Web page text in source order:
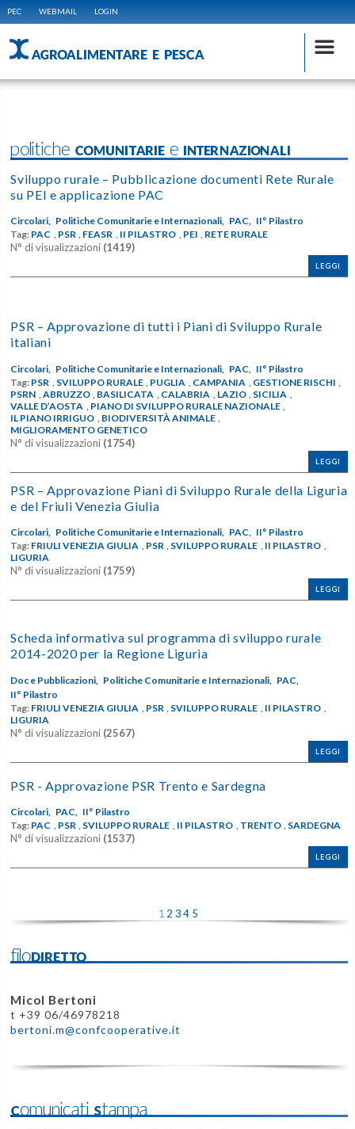
PEC WEBMAIL LOGIN
AGROALIMENTARE E PESCA
politiche COMUNITARIE e INTERNAZIONALI
Sviluppo rurale – Pubblicazione documenti Rete Rurale
su PEI e applicazione PAC
Circolari, Politiche Comunitarie e Internazionali, PAC, II° Pilastro
Tag: PAC , PSR , FEASR , II PILASTRO , PEI , RETE RURALE
N° di visualizzazioni (1419)
LEGGI
PSR – Approvazione di tutti i Piani di Sviluppo Rurale
italiani
Circolari, Politiche Comunitarie e Internazionali, PAC,
II° Pilastro
Tag: PSR SVILUPPO RURALE PUGLIA CAMPANIA GESTIONE RISCHI
PSRN ABRUZZO BASILICATA CALABRIA LAZIO SICILIA
VALLE D’AOSTA
PIANO DI SVILUPPO RURALE NAZIONALE
IL PIANO IRRIGUO
BIODIVERSITÀ ANIMALE
MIGLIORAMENTO GENETICO
N° di visualizzazioni (1754)
LEGGI
PSR – Approvazione Piani di Sviluppo Rurale della Liguria
e del Friuli Venezia Giulia
Circolari, Politiche Comunitarie e Internazionali, PAC, II° Pilastro
Tag: FRIULI VENEZIA GIULIA , PSR , SVILUPPO RURALE , II PILASTRO ,
LIGURIA
N° di visualizzazioni (1759)
LEGGI
Scheda informativa sul programma di sviluppo rurale
2014-2020 per la Regione Liguria
Doc e Pubblicazioni, Politiche Comunitarie e Internazionali,
PAC,
II° Pilastro
Tag: FRIULI VENEZIA GIULIA PSR SVILUPPO RURALE II PILASTRO
LIGURIA
N° di visualizzazioni (2567)
LEGGI
PSR - Approvazione PSR Trento e Sardegna
Circolari, PAC,
II° Pilastro
Tag: PAC PSR SVILUPPO RURALE II PILASTRO TRENTO SARDEGNA
N° di visualizzazioni (1537)
LEGGI
1 2 3 4 5
filoDIRETTO
Micol Bertoni
t +39 06/46978218
bertoni.m@confcooperative.it
Comunicati Stampa